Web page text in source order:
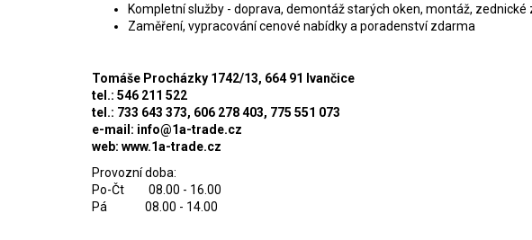
Kompletní služby - doprava, demontáž starých oken, montáž, zednické
Zaměření, vypracování cenové nabídky a poradenství zdarma
Tomáše Procházky 1742/13, 664 91 Ivančice
tel.: 546 211 522
tel.: 733 643 373, 606 278 403, 775 551 073
e-mail: info@1a-trade.cz
web: www.1a-trade.cz
Provozní doba:
Po-Čt 08.00 - 16.00
Pá 08.00 - 14.00